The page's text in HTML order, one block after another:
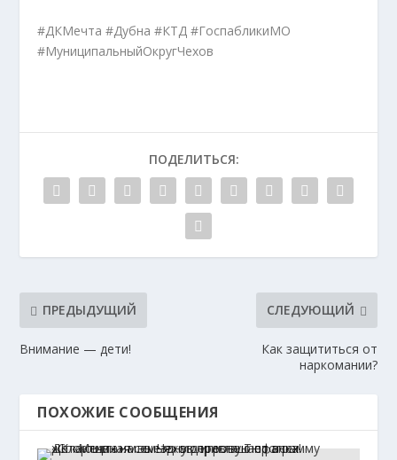
#ДКМечта #Дубна #КТД #ГоспабликиМО
#МуниципальныйОкругЧехов
ПОДЕЛИТЬСЯ:
ПРЕДЫДУЩИЙ
Внимание — дети!
СЛЕДУЮЩИЙ
Как защититься от
наркомании?
ПОХОЖИЕ СООБЩЕНИЯ